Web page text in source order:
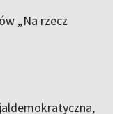
„Na rzecz